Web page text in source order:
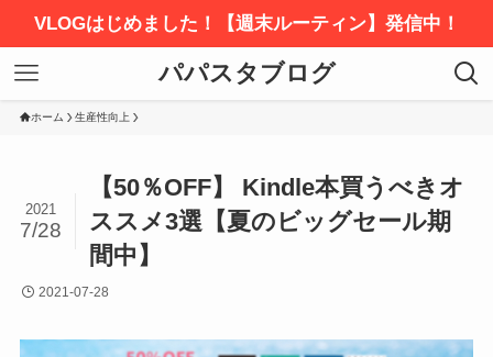
VLOGはじめました！【週末ルーティン】発信中！
パパスタブログ
ホーム 生産性向上
【50％OFF】 Kindle本買うべきオ
ススメ3選【夏のビッグセール期
間中】
2021
7/28
2021-07-28